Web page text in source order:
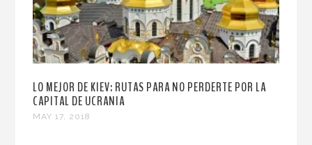
LO MEJOR DE KIEV: RUTAS PARA NO PERDERTE POR LA
CAPITAL DE UCRANIA
MAY 17, 2018